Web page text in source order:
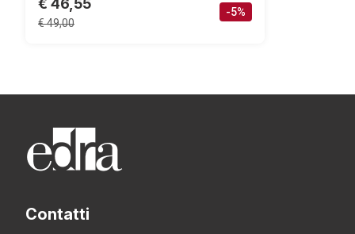
€ 46,55
€ 49,00
-5%
Contatti